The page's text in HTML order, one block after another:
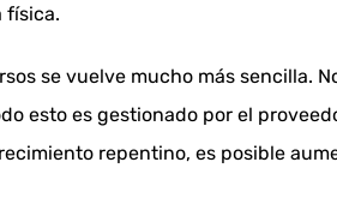
física.
se vuelve mucho más sencilla.
esto es gestionado por el
repentino, es posible